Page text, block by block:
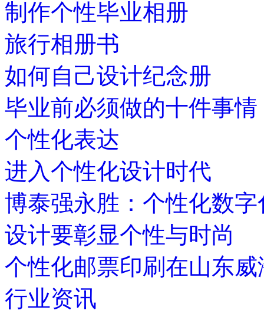
制作个性毕业相册
旅行相册书
如何自己设计纪念册
毕业前必须做的十件事情
个性化表达
进入个性化设计时代
博泰强永胜：个性化数
设计要彰显个性与时尚
个性化邮票印刷在山东
行业资讯